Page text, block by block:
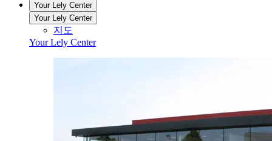
Your Lely Center
Your Lely Center
지도
Your Lely Center